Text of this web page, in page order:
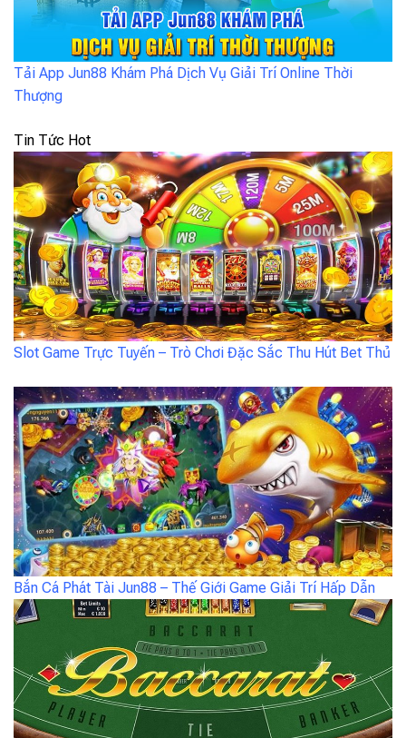
Tải App Jun88 Khám Phá Dịch Vụ Giải Trí Online Thời
Thượng
Tin Tức Hot
Slot Game Trực Tuyến – Trò Chơi Đặc Sắc Thu Hút Bet Thủ
Bắn Cá Phát Tài Jun88 – Thế Giới Game Giải Trí Hấp Dẫn